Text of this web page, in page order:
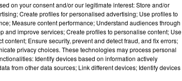
on your consent and/or our legitimate interest: Store and/or
Create profiles for personalised advertising; Use profiles to
Measure content performance; Understand audiences through
and improve services; Create profiles to personalise content; Use
Ensure security, prevent and detect fraud, and fix errors;
privacy choices. These technologies may process personal
Identify devices based on information actively
from other data sources; Link different devices; Identify devices